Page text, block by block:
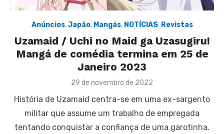
Anúncios,Japão, Mangás, NOTÍCIAS, Revistas
Uzamaid / Uchi no Maid ga Uzasugiru!
Mangá de comédia termina em 25 de
Janeiro 2023
Posted
29 de novembro de 2022
História de Uzamaid centra-se em uma ex-sargento
militar que assume um trabalho de empregada
tentando conquistar a confiança de uma garotinha.